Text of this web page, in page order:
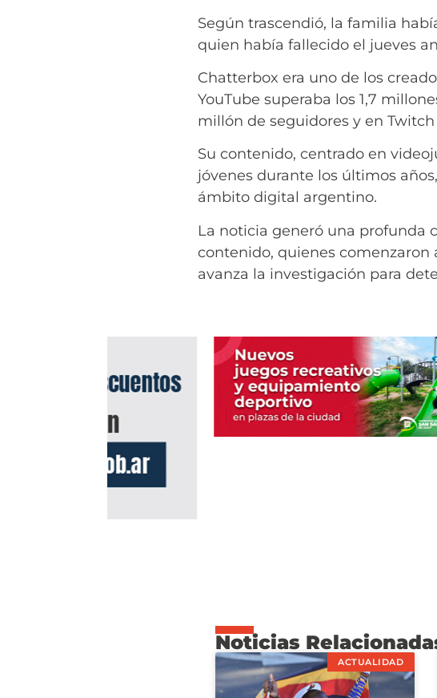
Según trascendió, la familia
quien había fallecido el jueves
Chatterbox era uno de los
YouTube superaba los 1,7
millón de seguidores y en
Su contenido, centrado en
jóvenes durante los últimos
ámbito digital argentino.
La noticia generó una profunda
contenido, quienes comenzaron
avanza la investigación para
Noticias
ACTUALIDAD